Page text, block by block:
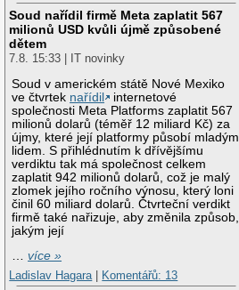
Soud nařídil firmě Meta zaplatit 567
milionů USD kvůli újmě způsobené
dětem
7.8. 15:33 | IT novinky
Soud v americkém státě Nové Mexiko
ve čtvrtek nařídil
internetové
společnosti Meta Platforms zaplatit 567
milionů dolarů (téměř 12 miliard Kč) za
újmy, které její platformy působí mladým
lidem. S přihlédnutím k dřívějšímu
verdiktu tak má společnost celkem
zaplatit 942 milionů dolarů, což je malý
zlomek jejího ročního výnosu, který loni
činil 60 miliard dolarů. Čtvrteční verdikt
firmě také nařizuje, aby změnila způsob,
jakým její
…více »
Ladislav Hagara
Komentářů: 13